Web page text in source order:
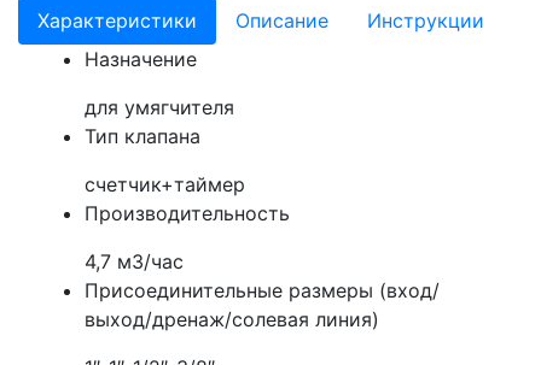
Характеристики Описание
Инструкции
Назначение
для умягчителя
Тип клапана
счетчик+таймер
Производительность
4,7 м3/час
Присоединительные размеры (вход/
выход/дренаж/солевая линия)